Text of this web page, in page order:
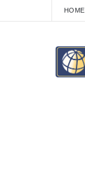
HOME